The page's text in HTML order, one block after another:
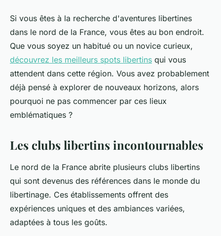
Top libertine spots to explore
in northern france
Mélina•18 février 2025•7 min de lecture
Si vous êtes à la recherche d'aventures libertines
dans le nord de la France, vous êtes au bon endroit.
Que vous soyez un habitué ou un novice curieux,
découvrez les meilleurs spots libertins qui vous
attendent dans cette région. Vous avez probablement
déjà pensé à explorer de nouveaux horizons, alors
pourquoi ne pas commencer par ces lieux
emblématiques ?
Les clubs libertins incontournables
Le nord de la France abrite plusieurs clubs libertins
qui sont devenus des références dans le monde du
libertinage. Ces établissements offrent des
expériences uniques et des ambiances variées,
adaptées à tous les goûts.